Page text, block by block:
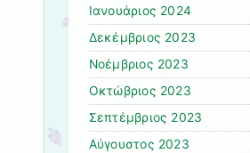
Ιανουάριος 2024
Δεκέμβριος 2023
Νοέμβριος 2023
Οκτώβριος 2023
Σεπτέμβριος 2023
Αύγουστος 2023